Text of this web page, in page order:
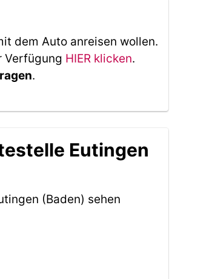
dem Auto anreisen wollen.
Verfügung HIER klicken.
.
Eutingen
(Baden) sehen